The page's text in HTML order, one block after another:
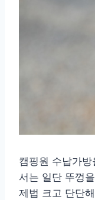
캠핑원 수납가
서는 일단 뚜껑
제법 크고 단단